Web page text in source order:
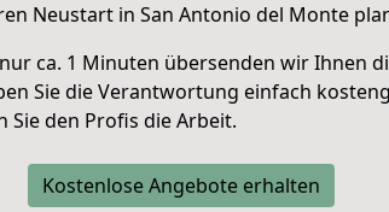
Neustart in San Antonio del Monte
nur ca. 1 Minuten übersenden wir Ihnen
Sie die Verantwortung einfach
Sie den Profis die Arbeit.
Kostenlose Angebote erhalten